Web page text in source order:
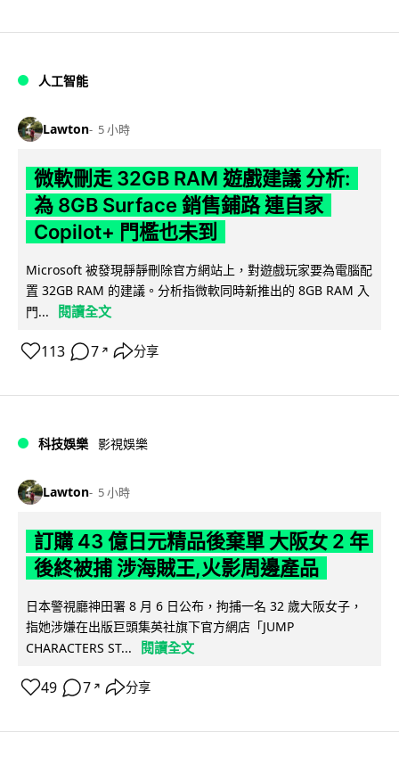
人工智能
Lawton 5 小時
微軟刪走 32GB RAM 遊戲建議 分析:
為 8GB Surface 銷售鋪路 連自家
Copilot+ 門檻也未到
Microsoft 被發現靜靜刪除官方網站上，對遊戲玩家要為電腦配
置 32GB RAM 的建議。分析指微軟同時新推出的 8GB RAM 入
門...
閱讀全文
113 7 ↗ 分享
科技娛樂 影視娛樂
Lawton 5 小時
訂購 43 億日元精品後棄單 大阪女 2 年
後終被捕 涉海賊王,火影周邊產品
日本警視廳神田署 8 月 6 日公布，拘捕一名 32 歲大阪女子，
指她涉嫌在出版巨頭集英社旗下官方網店「JUMP
CHARACTERS ST...
閱讀全文
49 7 ↗ 分享